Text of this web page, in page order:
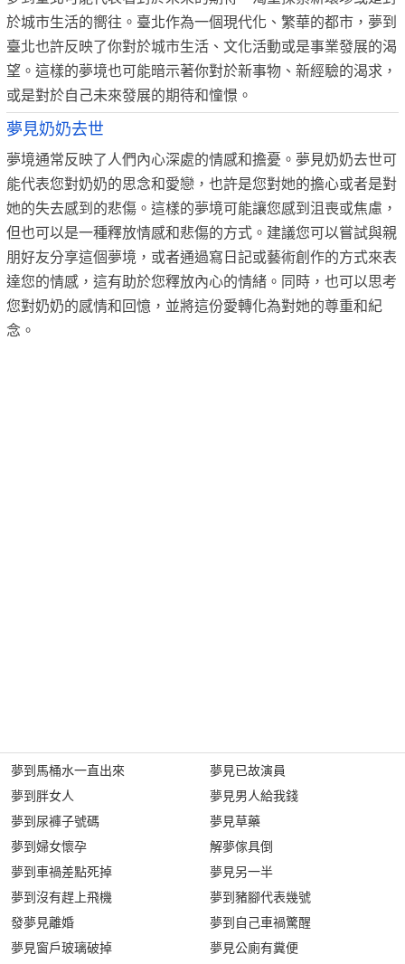
於城市生活的嚮往。臺北作為一個現代化、繁華的都市，夢到
臺北也許反映了你對於城市生活、文化活動或是事業發展的渴
望。這樣的夢境也可能暗示著你對於新事物、新經驗的渴求，
或是對於自己未來發展的期待和憧憬。
夢見奶奶去世
夢境通常反映了人們內心深處的情感和擔憂。夢見奶奶去世可
能代表您對奶奶的思念和愛戀，也許是您對她的擔心或者是對
她的失去感到的悲傷。這樣的夢境可能讓您感到沮喪或焦慮，
但也可以是一種釋放情感和悲傷的方式。建議您可以嘗試與親
朋好友分享這個夢境，或者通過寫日記或藝術創作的方式來表
達您的情感，這有助於您釋放內心的情緒。同時，也可以思考
您對奶奶的感情和回憶，並將這份愛轉化為對她的尊重和紀
念。
夢到馬桶水一直出來
夢到胖女人
夢到尿褲子號碼
夢到婦女懷孕
夢到車禍差點死掉
夢到沒有趕上飛機
發夢見離婚
夢見窗戶玻璃破掉
夢見已故演員
夢見男人給我錢
夢見草藥
解夢傢具倒
夢見另一半
夢到豬腳代表幾號
夢到自己車禍驚醒
夢見公廁有糞便